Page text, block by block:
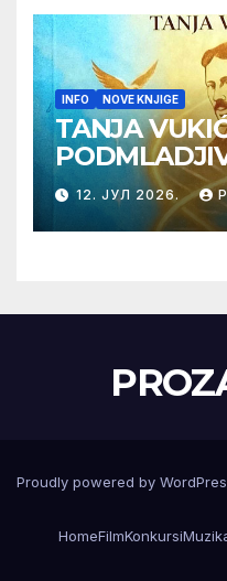
INFO NOVE KNJIGE
TANJA
TELA SA
12. ЈУЛ 2026.
Proudly powered by
HomeFilmKonkursi